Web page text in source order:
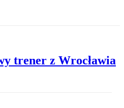
trener z Wrocławia